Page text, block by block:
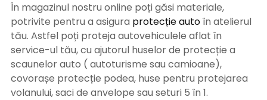
În magazinul nostru online poți găsi materiale,
potrivite pentru a asigura protecție autoîn atelierul
tău. Astfel poți proteja autovehiculele aflat în
service-ul tău, cu ajutorul huselor de protecție a
scaunelor auto ( autoturisme sau camioane),
covorașe protecție podea, huse pentru protejarea
volanului, saci de anvelope sau seturi 5 în 1.